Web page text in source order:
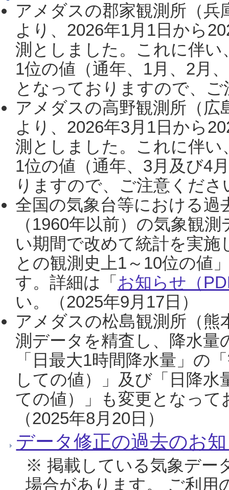
アメダスの郡家観測所（
より、2026年1月1日から
測としました。これに伴い
1位の値（通年、1月、2月
となっておりますので、
アメダスの高野観測所（
より、2026年3月1日から
測としました。これに伴い
1位の値（通年、3月及び4
りますので、ご注意くだ
全国の気象台等における過
（1960年以前）の気象観
い期間で改めて統計を実
との観測史上1～10位の値
す。詳細は「 お知らせ（
い。（2025年9月17日）
アメダスの松島観測所（熊
測データを精査し、降水
「日最大1時間降水量」の
しての値）」及び「日降
ての値）」も変更となっ
（2025年8月20日）
データ修正の過去のお
※ 掲載している気象デー
場合があります。 ご利用